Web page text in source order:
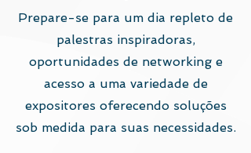
Prepare-se para um dia repleto de
palestras inspiradoras,
oportunidades de networking e
acesso a uma variedade de
expositores oferecendo soluções
sob medida para suas necessidades.